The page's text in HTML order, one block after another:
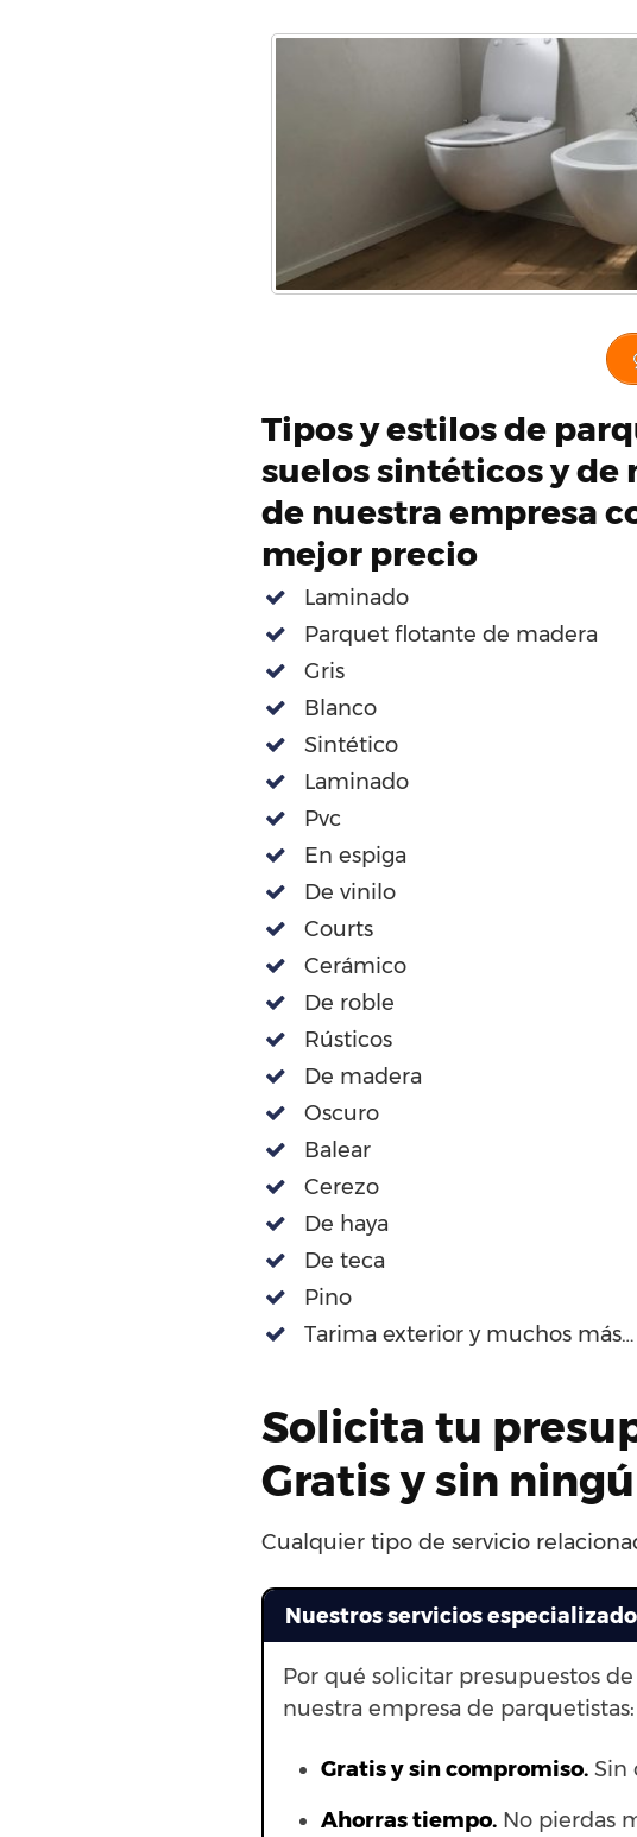
Tipos y estilos de
suelos sintéticos y de
de nuestra empresa
mejor precio
Laminado
Parquet flotante de madera
Gris
Blanco
Sintético
Laminado
Pvc
En espiga
De vinilo
Courts
Cerámico
De roble
Rústicos
De madera
Oscuro
Balear
Cerezo
De haya
De teca
Pino
Tarima exterior y muchos más…
Solicita tu
Gratis y sin
Cualquier tipo de servicio
Nuestros servicios
Por qué solicitar presupuestos
nuestra empresa de parquetistas:
Gratis y sin compromiso. Sin
Ahorras tiempo. No pierdas